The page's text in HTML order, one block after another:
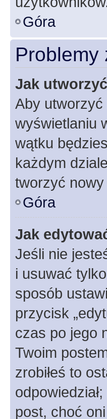
Góra
Problemy
Jak
Aby utworzyć
wyświetlaniu
wątku
każdym
tworzyć
Góra
Jak
Jeśli nie
i usuwać
sposób
przycisk
czas po jego
Twoim
zrobiłeś to
post, choć